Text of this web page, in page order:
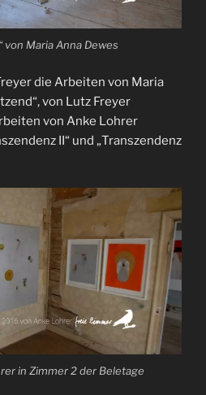
von Maria Anna Dewes
die Arbeiten von Maria
von Lutz Freyer
von Anke Lohrer
II“ und „Transzendenz
in Zimmer 2 der Beletage